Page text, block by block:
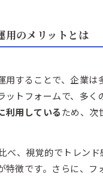
用のメリットとは
用することで、企業
ットフォームで、多く
利用しているため、次
べ、視覚的でトレン
特徴です。さらに、フ